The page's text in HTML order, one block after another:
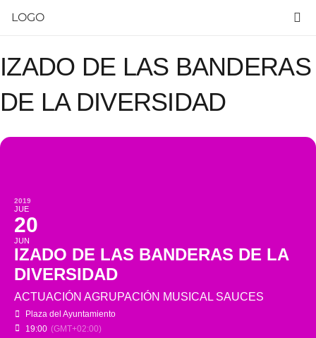
LOGO
IZADO DE LAS BANDERAS
DE LA DIVERSIDAD
2019
JUE
20
JUN
IZADO DE LAS BANDERAS DE LA
DIVERSIDAD
ACTUACIÓN AGRUPACIÓN MUSICAL SAUCES
Plaza del Ayuntamiento
19:00 (GMT+02:00)